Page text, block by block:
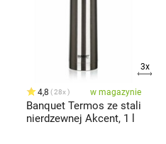
3x
4,8 28x w magazynie
Banquet Termos ze stali
nierdzewnej Akcent, 1 l